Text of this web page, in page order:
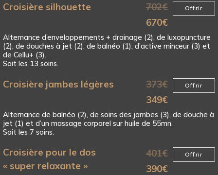
Croisière silhouette 702€
670€
Offrir
Alternance d’enveloppements + drainage (2), de luxopuncture
(2), de douches à jet (2), de balnéo (1), d’active minceur (3) et
de Cellu+ (3).
Soit les 13 soins.
Croisière jambes légères 373€
349€
Offrir
Alternance de balnéo (2), de soins des jambes (3), de douche à
jet (1) et d’un massage corporel sur huile de 55mn.
Soit les 7 soins.
Croisière pour le dos
« super relaxante »
401€
390€
Offrir